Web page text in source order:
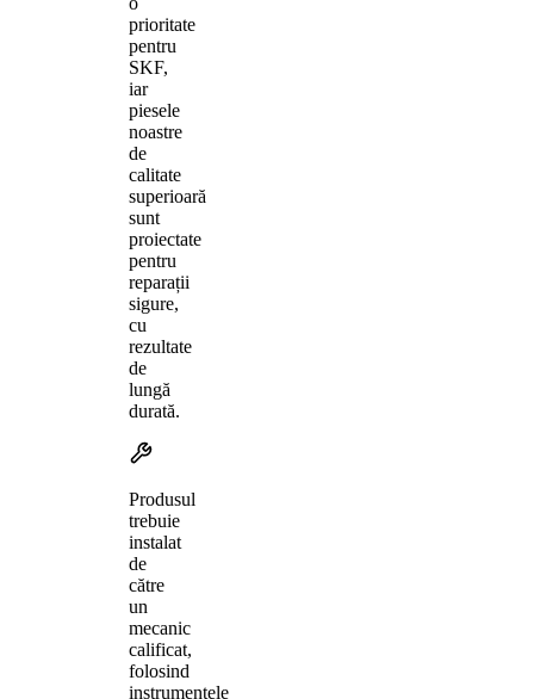
prioritate
pentru
SKF,
iar
piesele
noastre
de
calitate
superioară
sunt
proiectate
pentru
reparații
sigure,
cu
rezultate
de
lungă
durată.
Produsul
trebuie
instalat
de
către
un
mecanic
calificat,
folosind
instrumentele